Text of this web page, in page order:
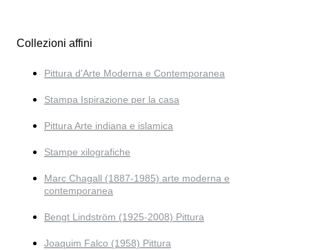
Collezioni affini
Pittura d'Arte Moderna e Contemporanea
Stampa Ispirazione per la casa
Pittura Arte indiana e islamica
Stampe xilografiche
Marc Chagall (1887-1985) arte moderna e
contemporanea
Bengt Lindström (1925-2008) Pittura
Joaquim Falco (1958) Pittura